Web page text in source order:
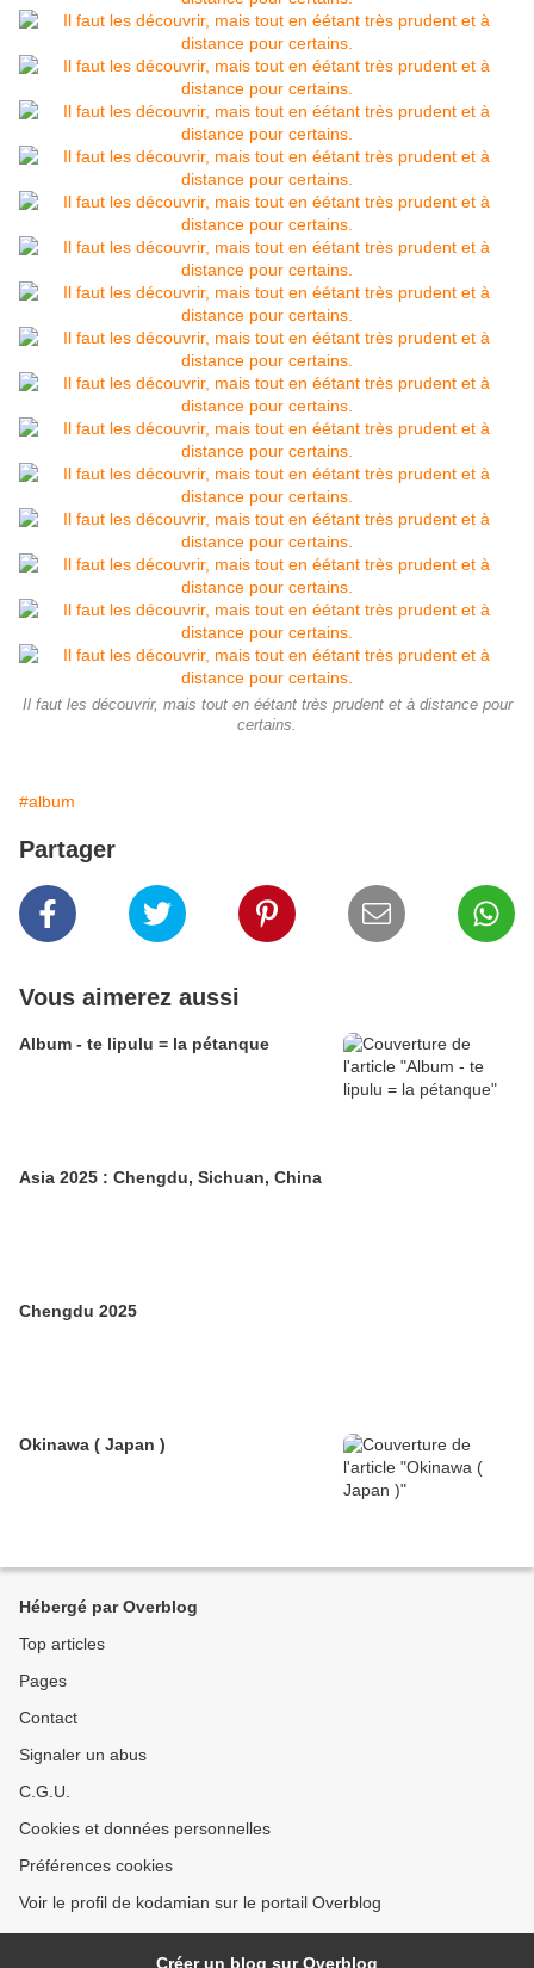
Il faut les découvrir, mais tout en éétant très prudent et à distance pour
certains.
#album
Partager
Vous aimerez aussi
Album - te lipulu = la pétanque
Asia 2025 : Chengdu, Sichuan, China
Chengdu 2025
Okinawa ( Japan )
Hébergé par Overblog
Top articles
Pages
Contact
Signaler un abus
C.G.U.
Cookies et données personnelles
Préférences cookies
Voir le profil de kodamian sur le portail Overblog
Créer un blog sur Overblog